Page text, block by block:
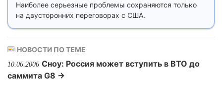
Наиболее серьезные проблемы сохраняются только
на двусторонних переговорах с США.
НОВОСТИ ПО ТЕМЕ
10.06.2006 Сноу: Россия может вступить в ВТО до
саммита G8 →